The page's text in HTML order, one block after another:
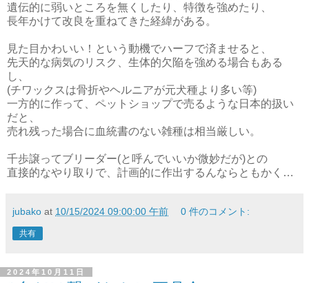
遺伝的に弱いところを無くしたり、特徴を強めたり、
長年かけて改良を重ねてきた経緯がある。
見た目かわいい！という動機でハーフで済ませると、
先天的な病気のリスク、生体的欠陥を強める場合もある
し、
(チワックスは骨折やヘルニアが元犬種より多い等)
一方的に作って、ペットショップで売るような日本的扱い
だと、
売れ残った場合に血統書のない雑種は相当厳しい。
千歩譲ってブリーダー(と呼んでいいか微妙だが)との
直接的なやり取りで、計画的に作出するんならともかく…
jubako at 10/15/2024 09:00:00 午前 0 件のコメント:
共有
2024年10月11日